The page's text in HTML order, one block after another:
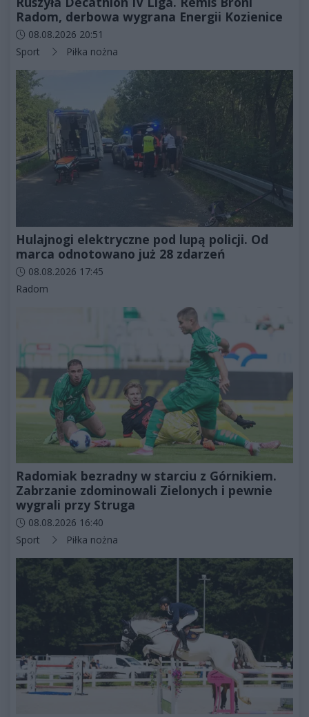
Radom, derbowa wygrana Energii Kozienice
Data dodania artykułu:
08.08.2026 20:51
Kategorie artykułu:
Sport Piłka nożna
Hulajnogi elektryczne pod lupą policji. Od
marca odnotowano już 28 zdarzeń
Data dodania artykułu:
08.08.2026 17:45
Kategorie artykułu:
Radom
Radomiak bezradny w starciu z Górnikiem.
Zabrzanie zdominowali Zielonych i pewnie
wygrali przy Struga
Data dodania artykułu:
08.08.2026 16:40
Kategorie artykułu:
Sport Piłka nożna